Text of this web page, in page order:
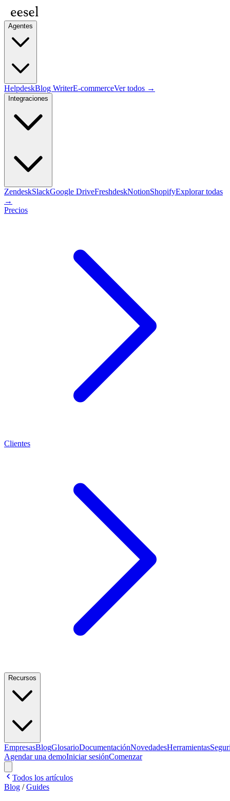
Agentes
HelpdeskBlog WriterE-commerceVer todos →
Integraciones
ZendeskSlackGoogle DriveFreshdeskNotionShopifyExplorar todas
→
Precios
Clientes
Recursos
EmpresasBlogGlosarioDocumentaciónNovedadesHerramientas
Agendar una demoIniciar sesiónComenzar
Todos los artículos
Blog /Guides